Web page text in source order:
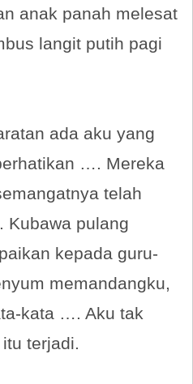
anak panah melesat
langit putih pagi
ada aku yang
…. Mereka
telah
Kubawa pulang
kepada guru-
memandangku,
kata …. Aku tak
terjadi.